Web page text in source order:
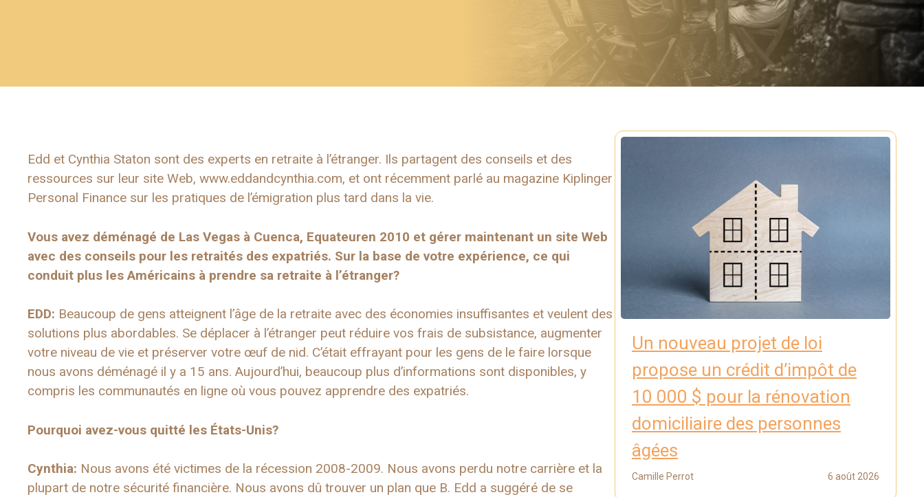
Edd et Cynthia Staton sont des experts en retraite à l’étranger. Ils partagent des conseils et des
ressources sur leur site Web, www.eddandcynthia.com, et ont récemment parlé au magazine Kiplinger
Personal Finance sur les pratiques de l’émigration plus tard dans la vie.
Vous avez déménagé de Las Vegas à Cuenca, Equateuren 2010 et gérer maintenant un site Web
avec des conseils pour les retraités des expatriés. Sur la base de votre expérience, ce qui
conduit plus les Américains à prendre sa retraite à l’étranger?
EDD: Beaucoup de gens atteignent l’âge de la retraite avec des économies insuffisantes et veulent des
solutions plus abordables. Se déplacer à l’étranger peut réduire vos frais de subsistance, augmenter
votre niveau de vie et préserver votre œuf de nid. C’était effrayant pour les gens de le faire lorsque
nous avons déménagé il y a 15 ans. Aujourd’hui, beaucoup plus d’informations sont disponibles, y
compris les communautés en ligne où vous pouvez apprendre des expatriés.
Pourquoi avez-vous quitté les États-Unis?
Cynthia: Nous avons été victimes de la récession 2008-2009. Nous avons perdu notre carrière et la
plupart de notre sécurité financière. Nous avons dû trouver un plan que B. Edd a suggéré de se
Un nouveau projet de loi
propose un crédit d’impôt de
10 000 $ pour la rénovation
domiciliaire des personnes
âgées
Camille Perrot 6 août 2026